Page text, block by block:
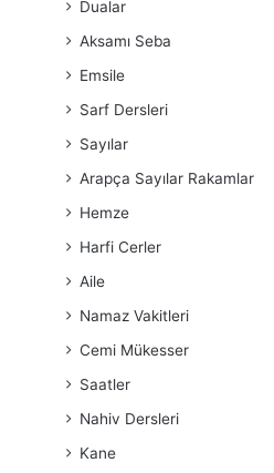
Dualar
Aksamı Seba
Emsile
Sarf Dersleri
Sayılar
Arapça Sayılar Rakamlar
Hemze
Harfi Cerler
Aile
Namaz Vakitleri
Cemi Mükesser
Saatler
Nahiv Dersleri
Kane